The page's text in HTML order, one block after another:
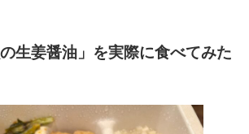
の生姜醤油」を実際に食べてみた